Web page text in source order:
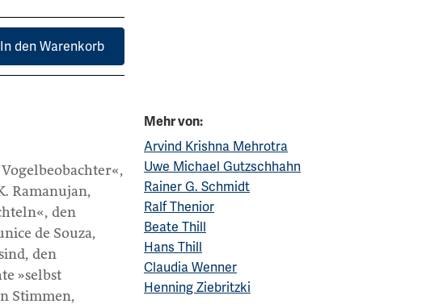
In den Warenkorb
Ramanujan,
den
de Souza,
den
»selbst
Stimmen,
Mehr von:
Arvind Krishna Mehrotra
Uwe Michael Gutzschhahn
Rainer G. Schmidt
Ralf Thenior
Beate Thill
Hans Thill
Claudia Wenner
Henning Ziebritzki